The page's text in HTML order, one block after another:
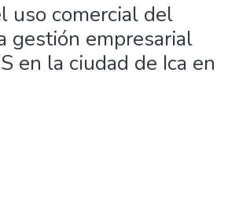
uso comercial del
gestión empresarial
en la ciudad de Ica en